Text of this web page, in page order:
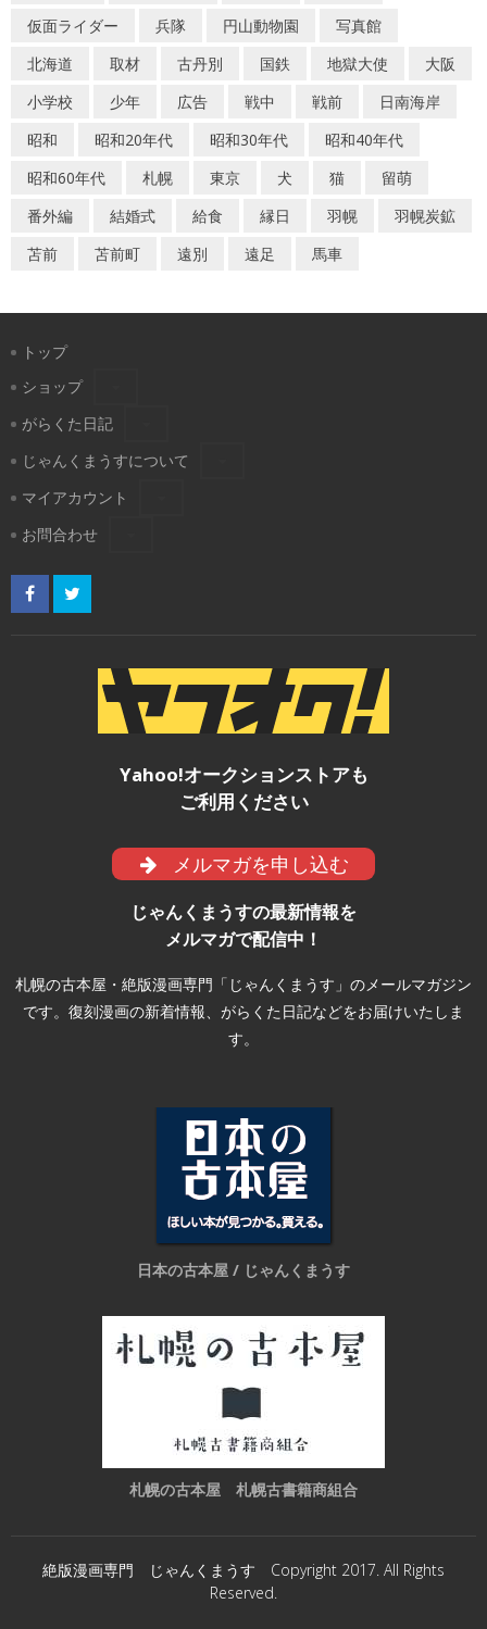
ョ
ン
仮面ライダー
兵隊 円山動物園
写真館
北海道
取材 古丹別 国鉄 地獄大使
大阪
小学校
少年 広告 戦中 戦前
日南海岸
昭和
昭和20年代 昭和30年代
昭和40年代
昭和60年代
札幌 東京 犬 猫
留萌
番外編
結婚式 給食 縁日 羽幌
羽幌炭鉱
苫前
苫前町 遠別 遠足 馬車
トップ
ショップ
がらくた日記
じゃんくまうすについて
マイアカウント
お問合わせ
Yahoo!オークションストアも
ご利用ください
メルマガを申し込む
じゃんくまうすの最新情報を
メルマガで配信中！
札幌の古本屋・絶版漫画専門「じゃんくまうす」のメールマガジン
です。復刻漫画の新着情報、がらくた日記などをお届けいたしま
す。
日本の古本屋 / じゃんくまうす
札幌の古本屋 札幌古書籍商組合
絶版漫画専門 じゃんくまうす Copyright 2017. All Rights
Reserved.